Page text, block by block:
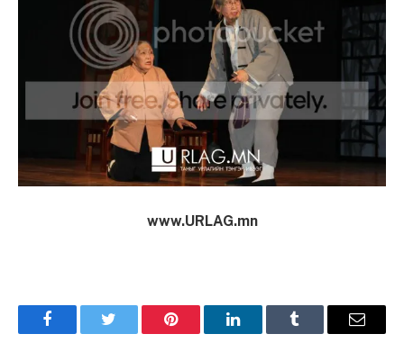
www.URLAG.mn
FacebookTwitter Pinterest LinkedInTumblr Имэйл